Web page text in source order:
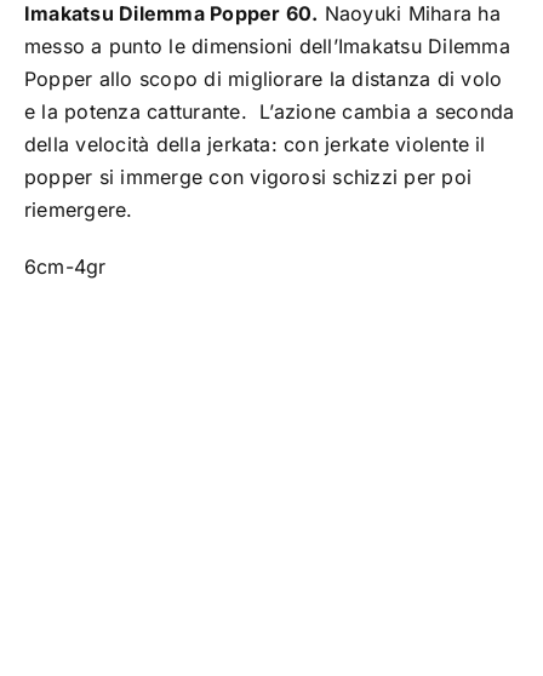
TROUT AREA
SALTWATER
F.A.Q.
Imakatsu Dilemma Popper 60. Naoyuki Mihara ha
messo a punto le dimensioni dell’Imakatsu Dilemma
Popper allo scopo di migliorare la distanza di volo
e la potenza catturante. L’azione cambia a seconda
della velocità della jerkata: con jerkate violente il
popper si immerge con vigorosi schizzi per poi
riemergere.
6cm-4gr